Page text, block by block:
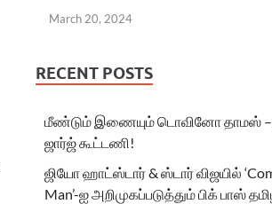
March 20, 2024
RECENT POSTS
மீண்டும் இணையும் டொவினோ தாமஸ் –
ஜார்ஜ் கூட்டணி!
ஜியோ ஹாட்ஸ்டார் & ஸ்டார் விஜயில்
Man’-ஐ அறிமுகப்படுத்தும் பிக் பாஸ்